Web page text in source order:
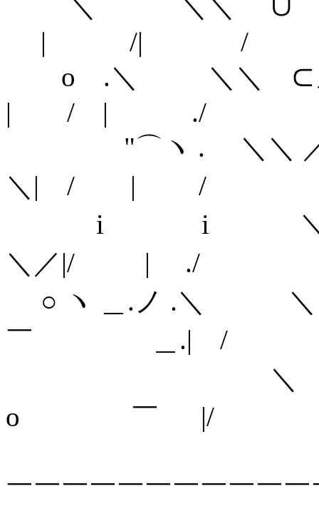
＼ ＼＼ ∪
| /| /
o .＼ ＼＼
| / | ./
"⌒ヽ . ＼
＼| / | /
i i ＼
＼／|/ | ./
○ ヽ ＿.ノ .＼
￣ ＿.| /
＼ ＼＼
o ￣ |/
￣￣￣￣￣￣￣￣￣￣￣